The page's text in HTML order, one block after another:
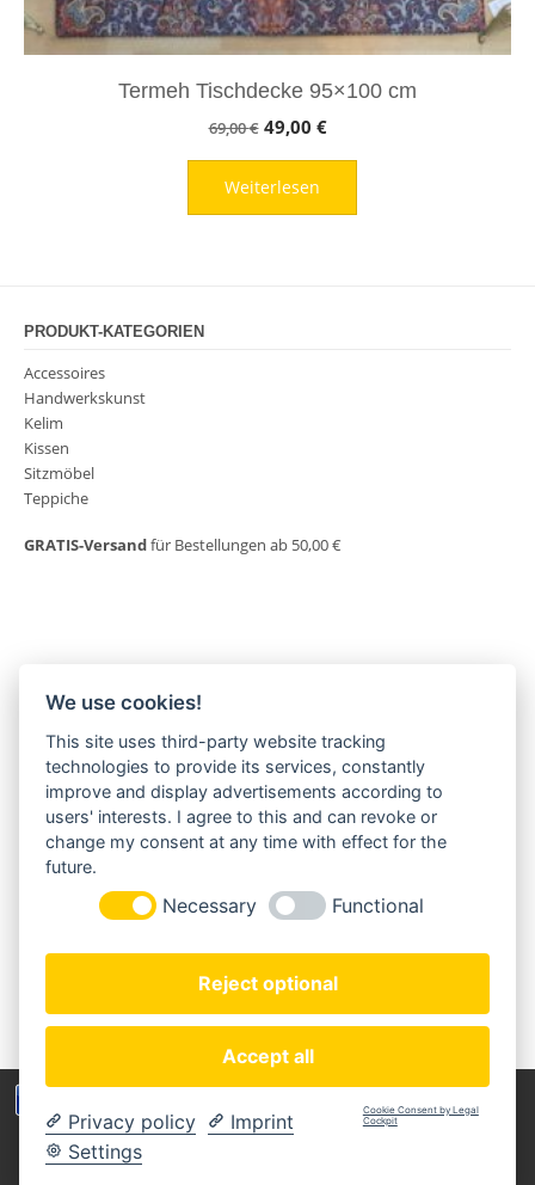
der Webseite zu verbessen. Durch Deinen Besuch
Termeh Tischdecke 95×100 cm
69,00€ Ursprünglicher
Preis
war:
69,00 €
49,00 €Aktueller
Preis
49,00 €.
Weiterlesen
PRODUKT-KATEGORIEN
Accessoires
Handwerkskunst
Kelim
Kissen
Sitzmöbel
Teppiche
GRATIS-Versandfür Bestellungen ab 50,00 €
MORGENLAND-BAZAR
Herderstraße 2
22085 Hamburg
+49(0)40 18 033 286
info@morgenland-bazar.de
www.morgenland-bazar.de
FOLGEN SIE UNS:
MEIN KONTO
ZAHLUNGSARTEN
We use cookies!
This site uses third-party website tracking
technologies to provide its services, constantly
improve and display advertisements according to
users' interests. I agree to this and can revoke or
change my consent at any time with effect for the
future.
Necessary Functional
Reject optional
Accept all
Privacy policy
Imprint
Settings
Cookie Consent by Legal
Cockpit